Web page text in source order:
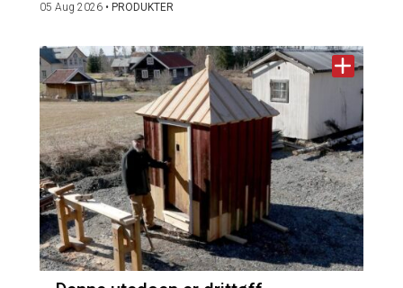
05 Aug 2026 • PRODUKTER